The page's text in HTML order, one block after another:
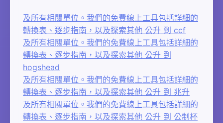
及所有相關單位。我們的免費線上工具包括詳細的
轉換表、逐步指南，以及探索其他 公升 到 ccf
及所有相關單位。我們的免費線上工具包括詳細的
轉換表、逐步指南，以及探索其他 公升 到
hogshead
及所有相關單位。我們的免費線上工具包括詳細的
轉換表、逐步指南，以及探索其他 公升 到 兆升
及所有相關單位。我們的免費線上工具包括詳細的
轉換表、逐步指南，以及探索其他 公升 到 公制杯